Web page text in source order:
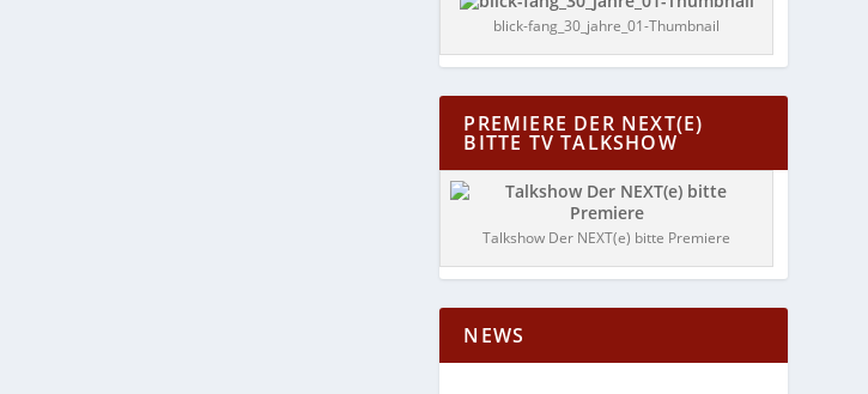
blick-fang_30_jahre_01-Thumbnail
PREMIERE DER NEXT(E)
BITTE TV TALKSHOW
Talkshow Der NEXT(e) bitte Premiere
NEWS